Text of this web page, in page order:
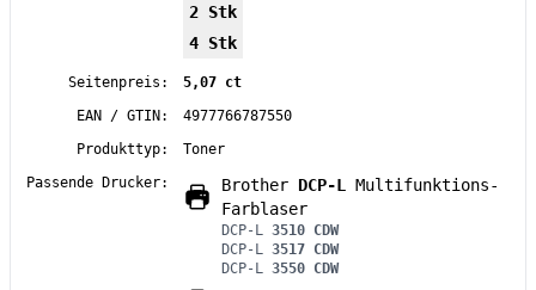
2 Stk
4 Stk
Seitenpreis:
5,07 ct
EAN / GTIN:
4977766787550
Produkttyp:
Toner
Passende Drucker:
Brother DCP-L
Multifunktions-
Farblaser
DCP-L 3510 CDW
DCP-L 3517 CDW
DCP-L 3550 CDW